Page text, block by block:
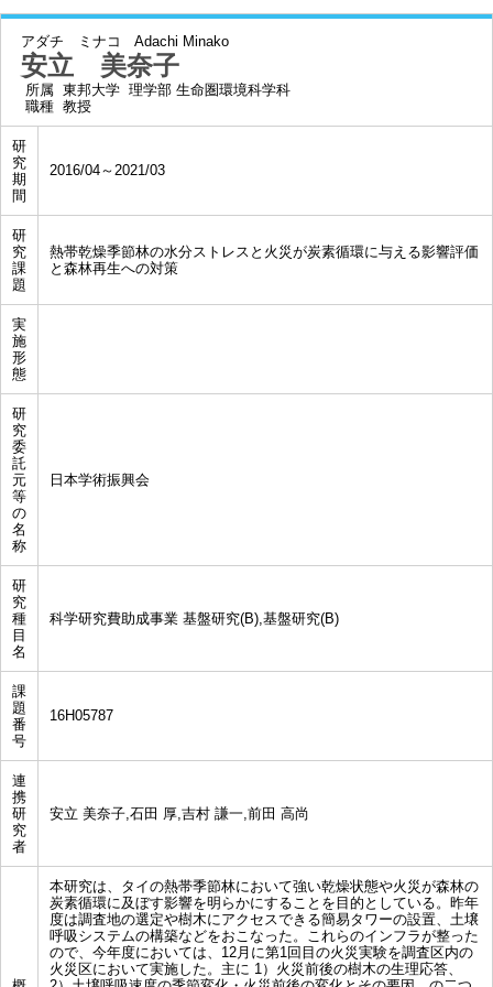
アダチ ミナコ Adachi Minako
安立 美奈子
所属 東邦大学 理学部 生命圏環境科学科
職種 教授
研
究
期
間
2016/04～2021/03
研
究
課
題
熱帯乾燥季節林の水分ストレスと火災が炭素循環に与える影響評価
と森林再生への対策
実
施
形
態
研
究
委
託
元
等
の
名
称
日本学術振興会
研
究
種
目
名
科学研究費助成事業 基盤研究(B),基盤研究(B)
課
題
番
号
16H05787
連
携
研
究
者
安立 美奈子,石田 厚,吉村 謙一,前田 高尚
本研究は、タイの熱帯季節林において強い乾燥状態や火災が森林の
炭素循環に及ぼす影響を明らかにすることを目的としている。昨年
度は調査地の選定や樹木にアクセスできる簡易タワーの設置、土壌
呼吸システムの構築などをおこなった。これらのインフラが整った
ので、今年度においては、12月に第1回目の火災実験を調査区内の
火災区において実施した。主に 1）火災前後の樹木の生理応答、